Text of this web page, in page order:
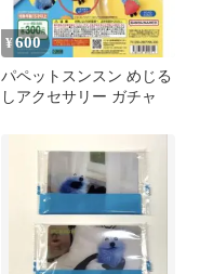
¥600
パペットスンスン めじる
しアクセサリー ガチャ